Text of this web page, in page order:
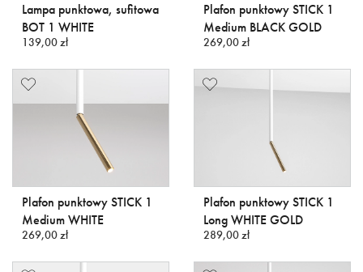
Lampa punktowa, sufitowa
BOT 1 WHITE
139,00 zł
Plafon punktowy STICK 1
Medium BLACK GOLD
269,00 zł
Plafon punktowy STICK 1
Medium WHITE
269,00 zł
Plafon punktowy STICK 1
Long WHITE GOLD
289,00 zł